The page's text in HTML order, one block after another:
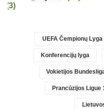
(3)
UEFA Čempionų Lyga
Konferencijų lyga
Vokietijos
Prancūzijos Ligue